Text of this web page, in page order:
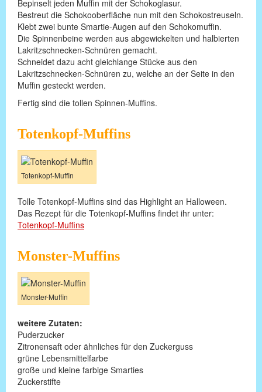
Bepinselt jeden Muffin mit der Schokoglasur.
Bestreut die Schokooberfläche nun mit den Schokostreuseln.
Klebt zwei bunte Smartie-Augen auf den Schokomuffin.
Die Spinnenbeine werden aus abgewickelten und halbierten
Lakritzschnecken-Schnüren gemacht.
Schneidet dazu acht gleichlange Stücke aus den
Lakritzschnecken-Schnüren zu, welche an der Seite in den
Muffin gesteckt werden.
Fertig sind die tollen Spinnen-Muffins.
Totenkopf-Muffins
Totenkopf-Muffin
Tolle Totenkopf-Muffins sind das Highlight an Halloween.
Das Rezept für die Totenkopf-Muffins findet ihr unter:
Totenkopf-Muffins
Monster-Muffins
Monster-Muffin
weitere Zutaten:
Puderzucker
Zitronensaft oder ähnliches für den Zuckerguss
grüne Lebensmittelfarbe
große und kleine farbige Smarties
Zuckerstifte